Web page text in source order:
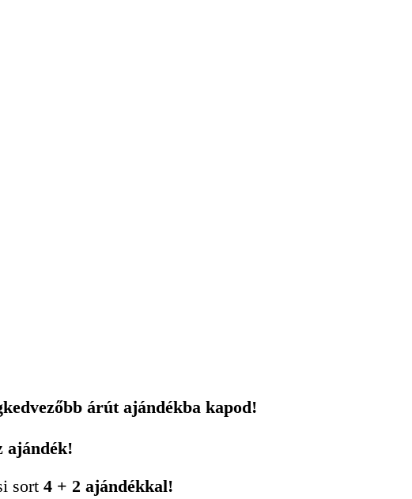
árút ajándékba kapod!
ajándék!
sort 4 + 2 ajándékkal!